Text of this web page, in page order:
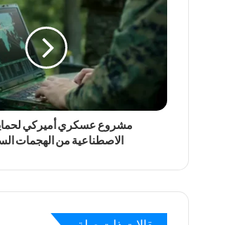
مشروع عسكري أميركي لحماية
الاصطناعية من الهجمات